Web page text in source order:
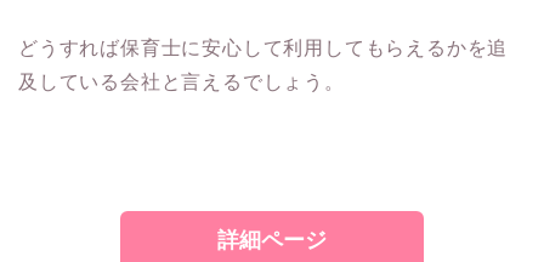
どうすれば保育士に安心して利用してもらえるかを追
及している会社と言えるでしょう。
詳細ページ